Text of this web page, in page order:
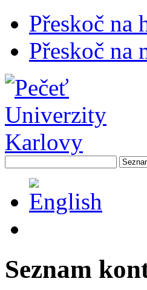
Přeskoč na
Přeskoč na
Seznam